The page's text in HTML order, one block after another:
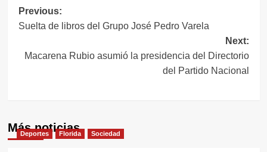
Navegación
de
entradas
Previous:
Suelta de libros del Grupo José Pedro Varela
Next:
Macarena Rubio asumió la presidencia del Directorio
del Partido Nacional
Más noticias
Deportes Florida Sociedad